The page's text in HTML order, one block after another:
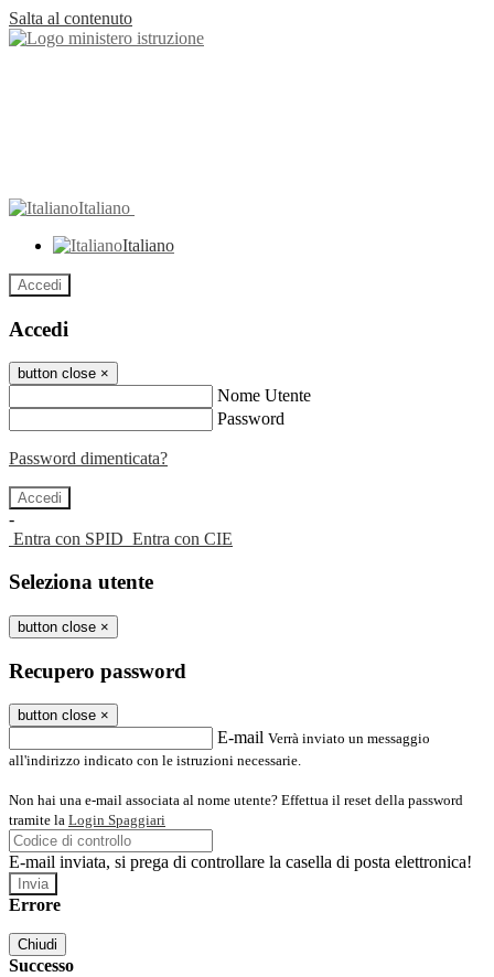
Salta al contenuto
Italiano
Italiano
Accedi
Accedi
button close ×
Nome Utente
Password
Password dimenticata?
-
Entra con SPID Entra con CIE
Seleziona utente
button close ×
Recupero password
button close ×
E-mail Verrà inviato un messaggio
all'indirizzo indicato con le istruzioni necessarie.
Non hai una e-mail associata al nome utente? Effettua il reset della password
tramite la Login Spaggiari
E-mail inviata, si prega di controllare la casella di posta elettronica!
Errore
Chiudi
Successo